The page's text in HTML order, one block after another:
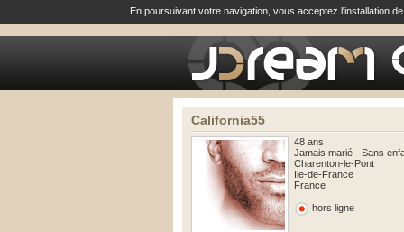
En poursuivant votre navigation, vous acceptez l'installation
California55
48 ans
Jamais marié - Sans
Charenton-le-Pont
Ile-de-France
France
hors ligne